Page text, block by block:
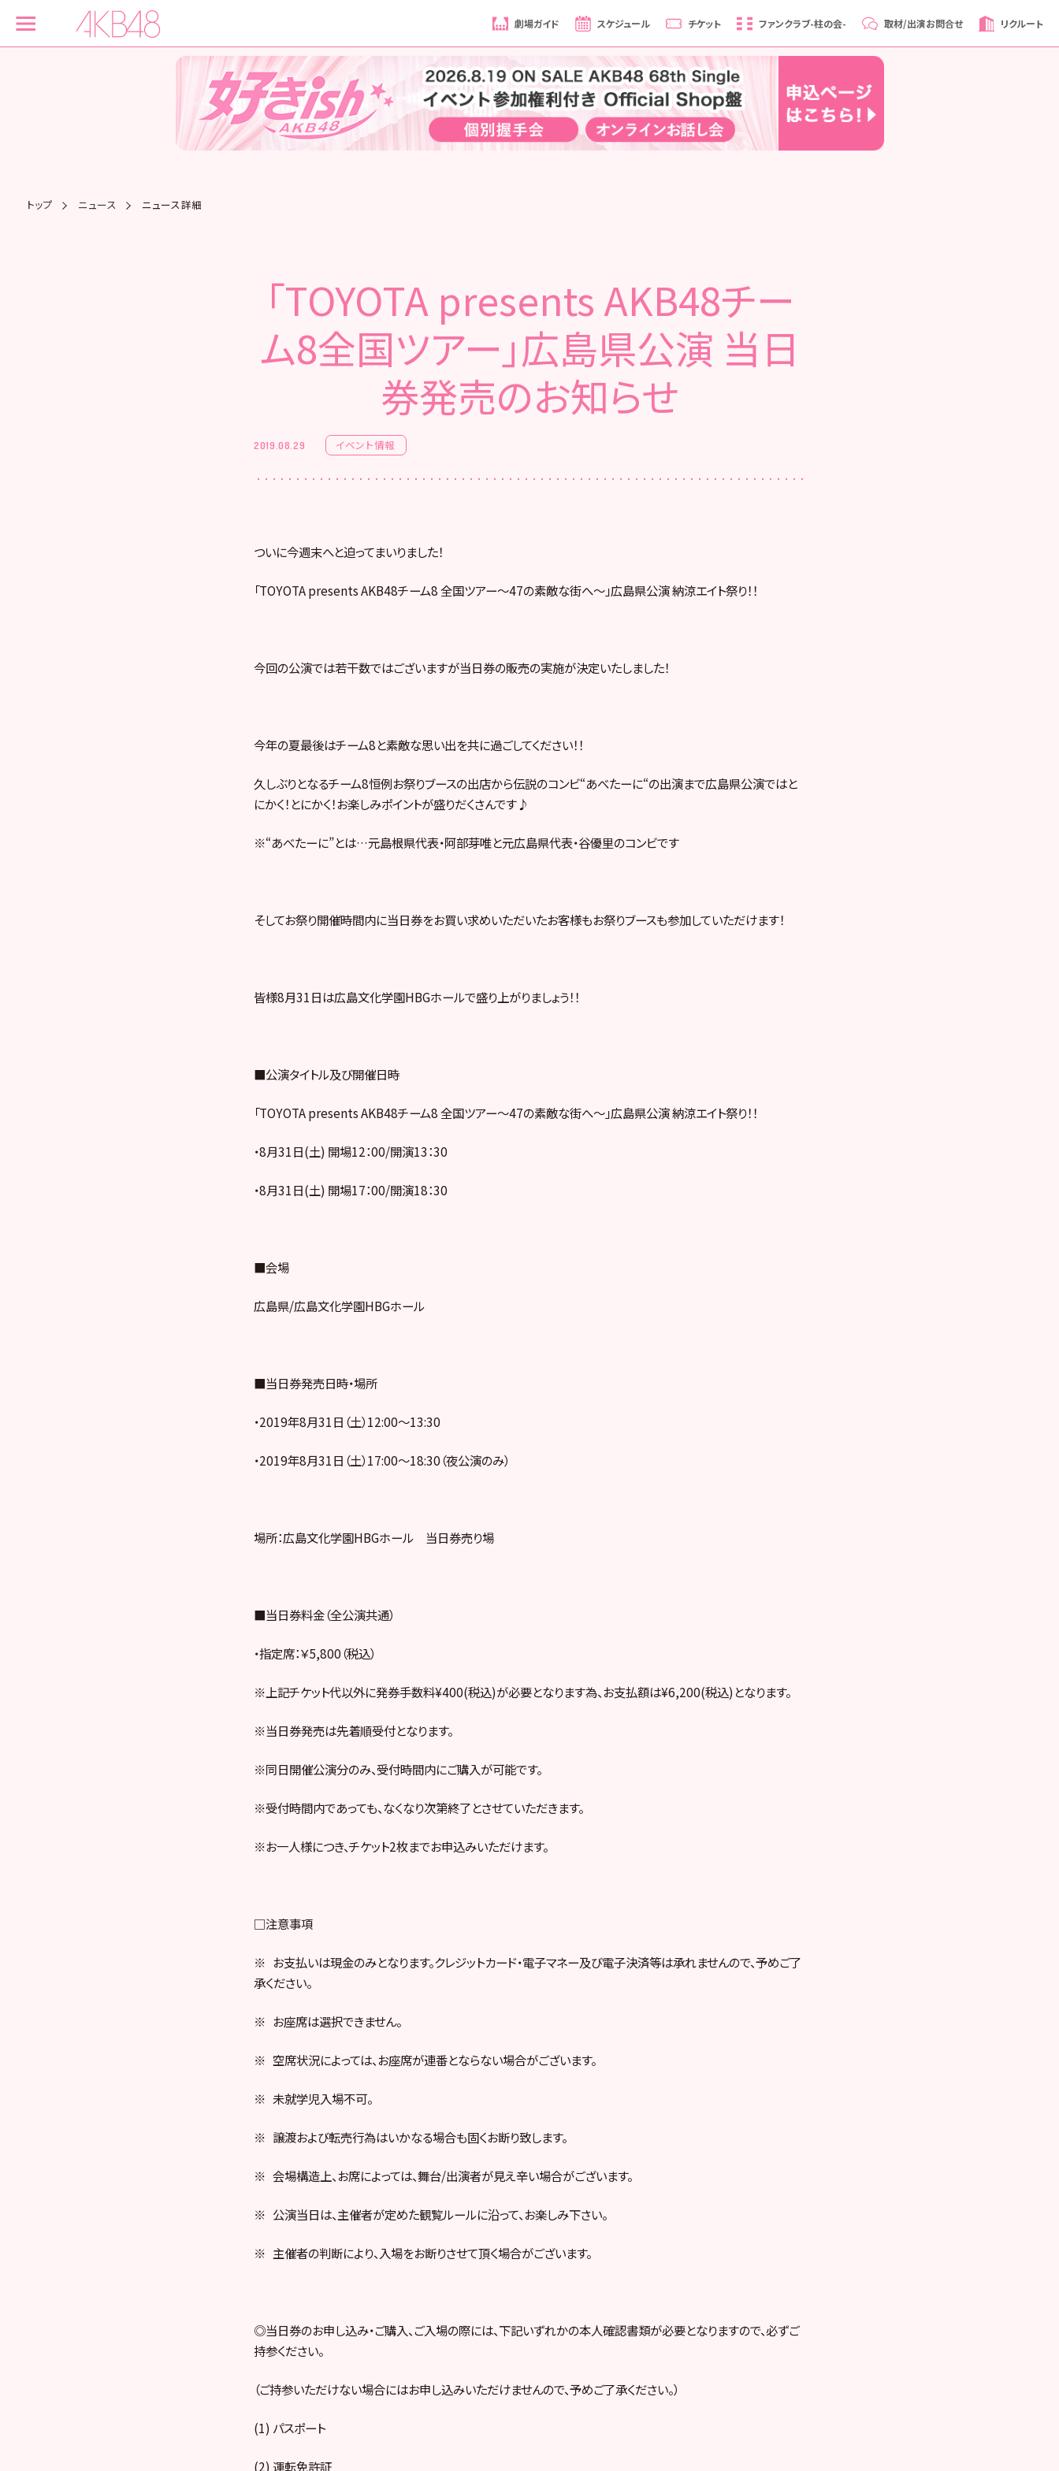
劇場ガイド スケジュール チケット ファンクラブ-柱の会- 取材/出演お問合せ リクルート
トップ ニュース ニュース詳細
「TOYOTA presents AKB48チー
ム8全国ツアー」広島県公演 当日
券発売のお知らせ
2019.08.29 イベント情報
ついに今週末へと迫ってまいりました！
「TOYOTA presents AKB48チーム8 全国ツアー〜47の素敵な街へ〜」広島県公演 納涼エイト祭り！！
今回の公演では若干数ではございますが当日券の販売の実施が決定いたしました！
今年の夏最後はチーム8と素敵な思い出を共に過ごしてください！！
久しぶりとなるチーム8恒例お祭りブースの出店から伝説のコンビ“あべたーに“の出演まで広島県公演ではと
にかく！とにかく！お楽しみポイントが盛りだくさんです♪
※“あべたーに”とは…元島根県代表・阿部芽唯と元広島県代表・谷優里のコンビです
そしてお祭り開催時間内に当日券をお買い求めいただいたお客様もお祭りブースも参加していただけます！
皆様8月31日は広島文化学園HBGホールで盛り上がりましょう！！
■公演タイトル及び開催日時
「TOYOTA presents AKB48チーム8 全国ツアー〜47の素敵な街へ〜」広島県公演 納涼エイト祭り！！
・8月31日(土) 開場12：00/開演13：30
・8月31日(土) 開場17：00/開演18：30
■会場
広島県/広島文化学園HBGホール
■当日券発売日時・場所
・2019年8月31日（土）12:00～13:30
・2019年8月31日（土）17:00～18:30（夜公演のみ）
場所：広島文化学園HBGホール 当日券売り場
■当日券料金（全公演共通）
・指定席：￥5,800（税込）
※上記チケット代以外に発券手数料¥400(税込)が必要となります為、お支払額は¥6,200(税込)となります。
※当日券発売は先着順受付となります。
※同日開催公演分のみ、受付時間内にご購入が可能です。
※受付時間内であっても、なくなり次第終了とさせていただきます。
※お一人様につき、チケット2枚までお申込みいただけます。
□注意事項
※ お支払いは現金のみとなります。クレジットカード・電子マネー及び電子決済等は承れませんので、予めご了
承ください。
※ お座席は選択できません。
※ 空席状況によっては、お座席が連番とならない場合がございます。
※ 未就学児入場不可。
※ 譲渡および転売行為はいかなる場合も固くお断り致します。
※ 会場構造上、お席によっては、舞台/出演者が見え辛い場合がございます。
※ 公演当日は、主催者が定めた観覧ルールに沿って、お楽しみ下さい。
※ 主催者の判断により、入場をお断りさせて頂く場合がございます。
◎当日券のお申し込み・ご購入、ご入場の際には、下記いずれかの本人確認書類が必要となりますので、必ずご
持参ください。
（ご持参いただけない場合にはお申し込みいただけませんので、予めご了承ください。）
(1) パスポート
(2) 運転免許証